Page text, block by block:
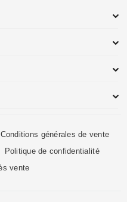
Conditions générales de vente
Politique de confidentialité
vente